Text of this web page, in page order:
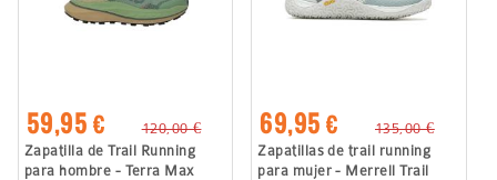
59,95 €
120,00 €
Zapatilla de Trail Running
para hombre - Terra Max
69,95 €
135,00 €
Zapatillas de trail running
para mujer - Merrell Trail